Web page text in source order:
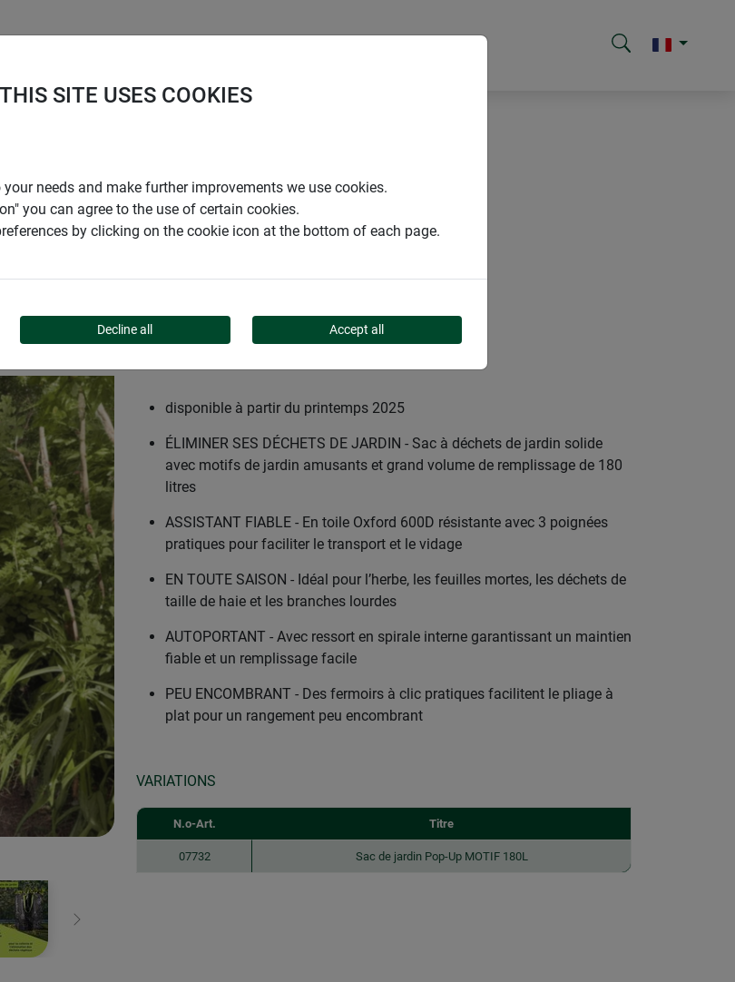
» MOTIF
Continuer
disponible à partir du printemps 2025
ÉLIMINER SES DÉCHETS DE JARDIN - Sac à déchets de jardin solide
avec motifs de jardin amusants et grand volume de remplissage de 180
litres
ASSISTANT FIABLE - En toile Oxford 600D résistante avec 3 poignées
pratiques pour faciliter le transport et le vidage
EN TOUTE SAISON - Idéal pour l’herbe, les feuilles mortes, les déchets de
taille de haie et les branches lourdes
AUTOPORTANT - Avec ressort en spirale interne garantissant un maintien
fiable et un remplissage facile
PEU ENCOMBRANT - Des fermoirs à clic pratiques facilitent le pliage à
plat pour un rangement peu encombrant
VARIATIONS
N.o-Art. Titre
07732 Sac de jardin Pop-Up MOTIF 180L
THIS SITE USES COOKIES
needs and make further improvements we use cookies.
you can agree to the use of certain cookies.
by clicking on the cookie icon at the bottom of each page.
Decline all Accept all